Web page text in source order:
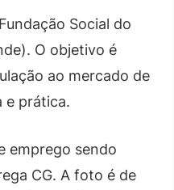
Social do
O objetivo é
ao mercado de
e prática.
emprego sendo
CG. A foto é de